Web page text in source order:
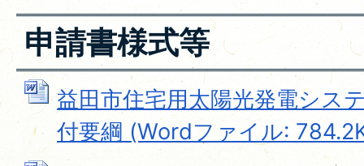
申請書様式等
益田市住宅用太陽光発電シス
付要綱 (Wordファイル: